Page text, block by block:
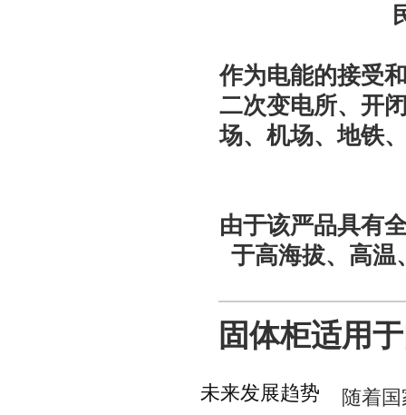
作为电能的接受
二次变电所、开
场、机场、地铁
由于该严品具有
于高海拔、高温
固体柜适用
未来发展趋势
随着